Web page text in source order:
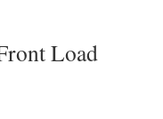
Load